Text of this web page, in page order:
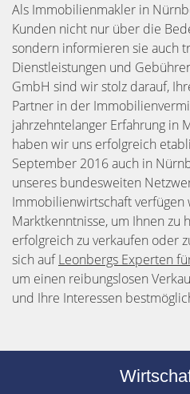
Als Immobilienmakler in
Kunden nicht nur über die
sondern informieren sie auch
Dienstleistungen und
GmbH sind wir stolz darauf,
Partner in der
jahrzehntelanger Erfahrung in
haben wir uns erfolgreich
September 2016 auch in
unseres bundesweiten
Immobilienwirtschaft
Marktkenntnisse, um Ihnen zu
erfolgreich zu verkaufen oder
sich aufLeonbergs Experten
um einen reibungslosen
und Ihre Interessen